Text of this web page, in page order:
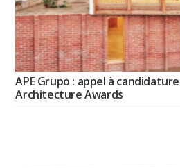
APE Grupo : appel à
Architecture Awards